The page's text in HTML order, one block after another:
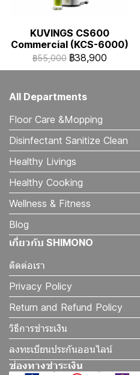
KUVINGS CS600
Commercial (KCS-6000)
฿55,000 ฿38,900
All Departments
Floor Care &Mopping
Disinfectant Sanitize Clean
Healthy Livings
Healthy Cooking
Wellness & Fitness
Blog
เกี่ยวกับ SHIMONO
ติดต่อเรา
Privacy Policy
Return and Refund Policy
วิธีการชำระเงิน
ลงทะเบียนประกันออนไลน์
ช่องทางชำระเงิน